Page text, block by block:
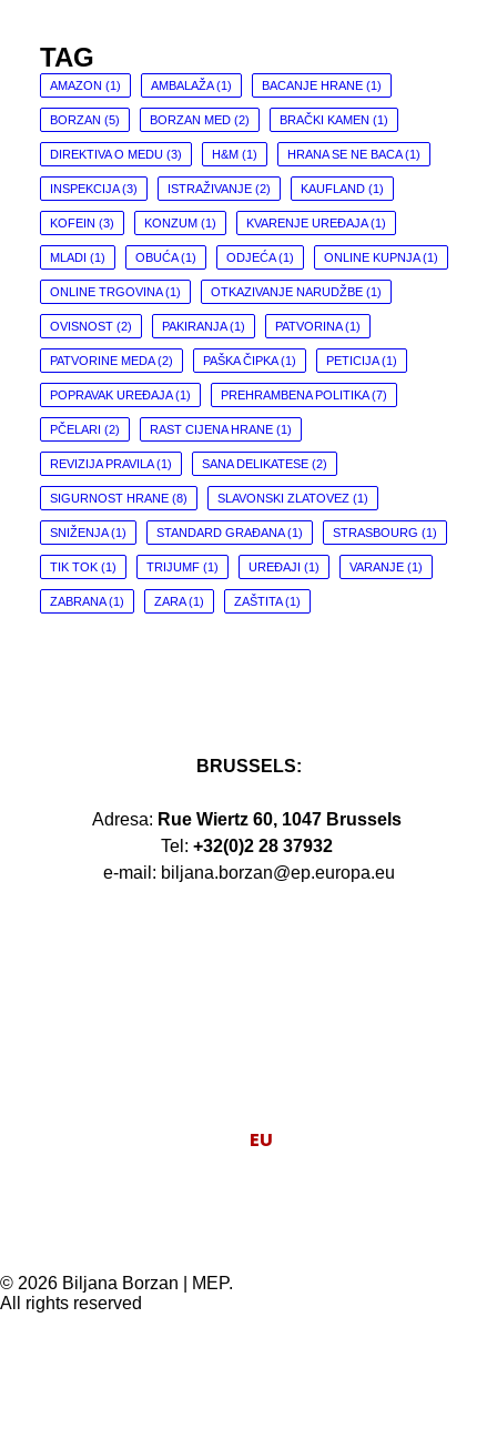
TAG
AMAZON (1) AMBALAŽA(1) BACANJE HRANE (1)
BORZAN (5) BORZAN MED (2) BRAČKI KAMEN (1)
DIREKTIVA O MEDU (3) H&M (1) HRANA SE NE BACA(1)
INSPEKCIJA(3) ISTRAŽIVANJE (2) KAUFLAND (1)
KOFEIN (3) KONZUM (1) KVARENJE UREĐAJA(1)
MLADI (1) OBUĆA(1) ODJEĆA(1) ONLINE KUPNJA(1)
ONLINE TRGOVINA(1) OTKAZIVANJE NARUDŽBE (1)
OVISNOST (2) PAKIRANJA(1) PATVORINA(1)
PATVORINE MEDA(2) PAŠKA ČIPKA(1) PETICIJA(1)
POPRAVAK UREĐAJA(1) PREHRAMBENA POLITIKA(7)
PČELARI (2) RAST CIJENA HRANE (1)
REVIZIJA PRAVILA(1) SANA DELIKATESE (2)
SIGURNOST HRANE (8) SLAVONSKI ZLATOVEZ (1)
SNIŽENJA(1) STANDARD GRAĐANA(1) STRASBOURG (1)
TIK TOK (1) TRIJUMF (1) UREĐAJI (1) VARANJE (1)
ZABRANA(1) ZARA(1) ZAŠTITA(1)
BRUSSELS:
Adresa: Rue Wiertz 60, 1047 Brussels
Tel: +32(0)2 28 37932
e-mail: biljana.borzan@ep.europa.eu
EU
© 2026 Biljana Borzan | MEP.
All rights reserved